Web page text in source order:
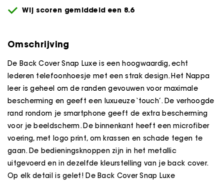
Wij scoren gemiddeld een 8.6
Omschrijving
De Back Cover Snap Luxe is een hoogwaardig, echt
lederen telefoonhoesje met een strak design. Het Nappa
leer is geheel om de randen gevouwen voor maximale
bescherming en geeft een luxueuze ‘touch’. De verhoogde
rand rondom je smartphone geeft de extra bescherming
voor je beeldscherm. De binnenkant heeft een microfiber
voering, met logo print, om krassen en schade tegen te
gaan. De bedieningsknoppen zijn in het metallic
uitgevoerd en in dezelfde kleurstelling van je back cover.
Op elk detail is gelet! De Back Cover Snap Luxe